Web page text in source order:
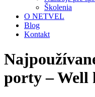
Školenia
O NETVEL
Blog
Kontakt
porty – Well